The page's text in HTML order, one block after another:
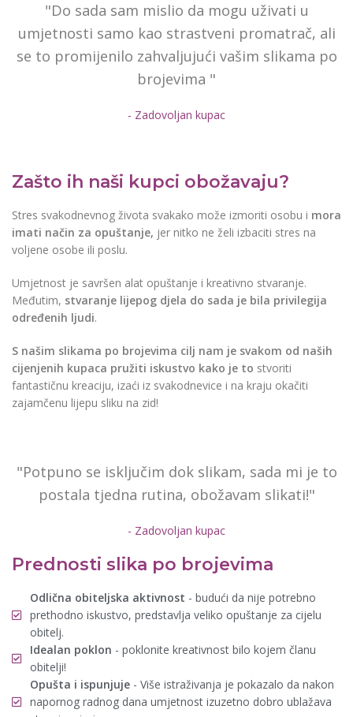
"Do sada sam mislio da mogu uživati u
umjetnosti samo kao strastveni promatrač, ali
se to promijenilo zahvaljujući vašim slikama po
brojevima "
- Zadovoljan kupac
Zašto ih naši kupci obožavaju?
Stres svakodnevnog života svakako može izmoriti osobu i mora
imati način za opuštanje, jer nitko ne želi izbaciti stres na
voljene osobe ili poslu.
Umjetnost je savršen alat opuštanje i kreativno stvaranje.
Međutim, stvaranje lijepog djela do sada je bila privilegija
određenih ljudi.
S našim slikama po brojevima cilj nam je svakom od naših
cijenjenih kupaca pružiti iskustvo kako je to stvoriti
fantastičnu kreaciju, izaći iz svakodnevice i na kraju okačiti
zajamčenu lijepu sliku na zid!
"Potpuno se isključim dok slikam, sada mi je to
postala tjedna rutina, obožavam slikati!"
- Zadovoljan kupac
Prednosti slika po brojevima
Odlična obiteljska aktivnost - budući da nije potrebno
prethodno iskustvo, predstavlja veliko opuštanje za cijelu
obitelj.
Idealan poklon - poklonite kreativnost bilo kojem članu
obitelji!
Opušta i ispunjuje- Više istraživanja je pokazalo da nakon
napornog radnog dana umjetnost izuzetno dobro ublažava